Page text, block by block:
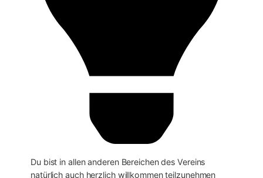
Du bist in allen anderen Bereichen des Vereins
natürlich auch herzlich willkommen teilzunehmen